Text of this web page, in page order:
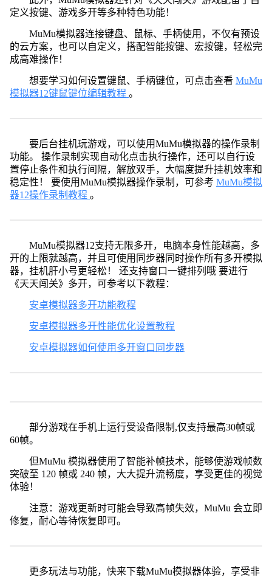
定义按键、游戏多开等多种特色功能！
MuMu模拟器连接键盘、鼠标、手柄使用，不仅有预设
的云方案，也可以自定义，搭配智能按键、宏按键，轻松完
成高难操作！
想要学习如何设置键鼠、手柄键位，可点击查看 MuMu
模拟器12键鼠键位编辑教程 。
要后台挂机玩游戏，可以使用MuMu模拟器的操作录制
功能。 操作录制实现自动化点击执行操作，还可以自行设
置停止条件和执行间隔，解放双手，大幅度提升挂机效率和
稳定性！ 要使用MuMu模拟器操作录制，可参考 MuMu模拟
器12操作录制教程 。
MuMu模拟器12支持无限多开，电脑本身性能越高，多
开的上限就越高，并且可使用同步器同时操作所有多开模拟
器，挂机肝小号更轻松！ 还支持窗口一键排列哦 要进行
《天天闯关》多开，可参考以下教程：
安卓模拟器多开功能教程
安卓模拟器多开性能优化设置教程
安卓模拟器如何使用多开窗口同步器
部分游戏在手机上运行受设备限制,仅支持最高30帧或
60帧。
但MuMu 模拟器使用了智能补帧技术，能够使游戏帧数
突破至 120 帧或 240 帧，大大提升流畅度，享受更佳的视觉
体验！
注意：游戏更新时可能会导致高帧失效，MuMu 会立即
修复，耐心等待恢复即可。
更多玩法与功能，快来下载MuMu模拟器体验，享受非